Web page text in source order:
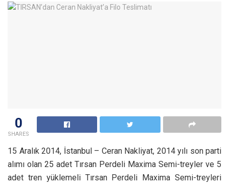
0
SHARES
15 Aralık 2014, İstanbul – Ceran Nakliyat, 2014 yılı son parti
alımı olan 25 adet Tırsan Perdeli Maxima Semi-treyler ve 5
adet tren yüklemeli Tırsan Perdeli Maxima Semi-treyleri